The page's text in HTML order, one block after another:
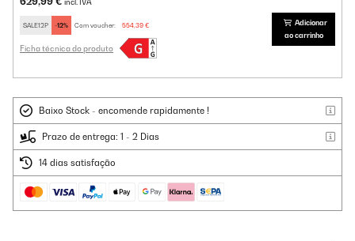
incl. IVA
SALE12P -12% Com voucher: 554,39 €
Ficha técnica do produto
Adicionar
ao carrinho
Baixo Stock - encomende rapidamente !
Prazo de entrega: 1 - 2 Dias
14 dias satisfação